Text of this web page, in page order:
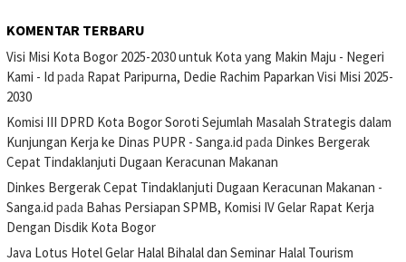
KOMENTAR TERBARU
Visi Misi Kota Bogor 2025-2030 untuk Kota yang Makin Maju - Negeri
Kami - Id pada Rapat Paripurna, Dedie Rachim Paparkan Visi Misi 2025-
2030
Komisi III DPRD Kota Bogor Soroti Sejumlah Masalah Strategis dalam
Kunjungan Kerja ke Dinas PUPR - Sanga.id pada Dinkes Bergerak
Cepat Tindaklanjuti Dugaan Keracunan Makanan
Dinkes Bergerak Cepat Tindaklanjuti Dugaan Keracunan Makanan -
Sanga.id pada Bahas Persiapan SPMB, Komisi IV Gelar Rapat Kerja
Dengan Disdik Kota Bogor
Java Lotus Hotel Gelar Halal Bihalal dan Seminar Halal Tourism